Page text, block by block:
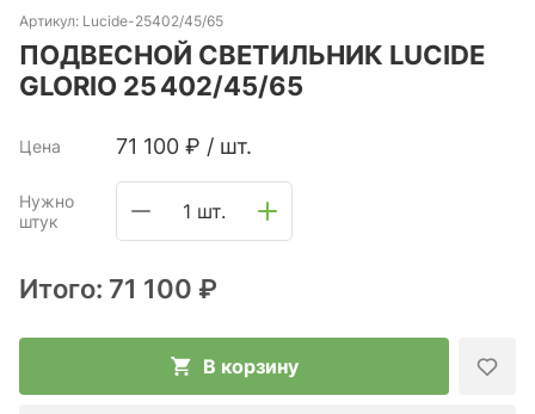
Артикул: Lucide-25402/45/65
ПОДВЕСНОЙ СВЕТИЛЬНИК LUCIDE
GLORIO 25 402/45/65
Цена 71 100 ₽ / шт.
Нужно
штук
1 шт.
Итого: 71 100 ₽
В корзину